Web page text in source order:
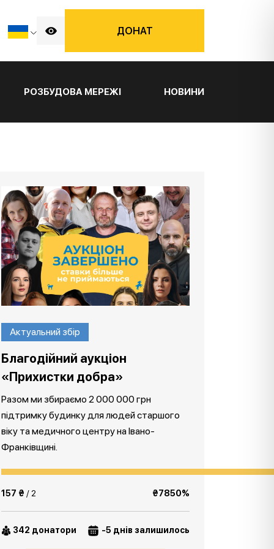
ДОНАТ
РОЗБУДОВА МЕРЕЖІ НОВИНИ
Актуальний збір
Благодійний аукціон
«Прихистки добра»
Разом ми збираємо 2 000 000 грн
підтримку будинку для людей старшого
віку та медичного центру на Івано-
Франківщині.
157 ₴ / 2 ₴7850%
342 донатори -5 днів залишилось